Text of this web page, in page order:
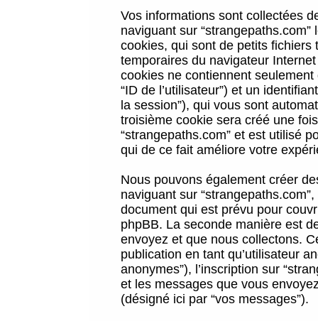
Vos informations sont collectées
naviguant sur
cookies, qui sont de petits
temporaires du navigateur
cookies ne contiennent
“ID de l’utilisateur”) et un
la session”), qui vous sont
troisième cookie sera créé une
“strangepaths.com” et est utilisé
qui de ce fait améliore votre
Nous pouvons également créer
naviguant sur
document qui est prévu pour
phpBB. La seconde manière est
envoyez et que nous collectons.
publication en tant qu’utilisateur
anonymes”), l’inscription sur
et les messages que vous
(désigné ici par “vos messages”).